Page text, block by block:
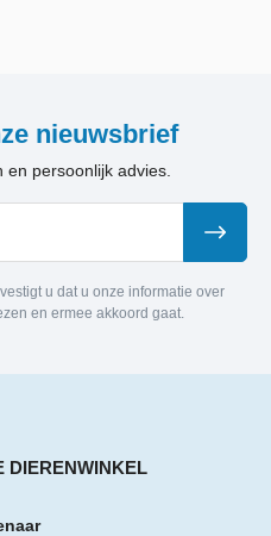
nieuwsbrief
persoonlijk advies.
u dat u onze informatie over
en ermee akkoord gaat.
DIERENWINKEL